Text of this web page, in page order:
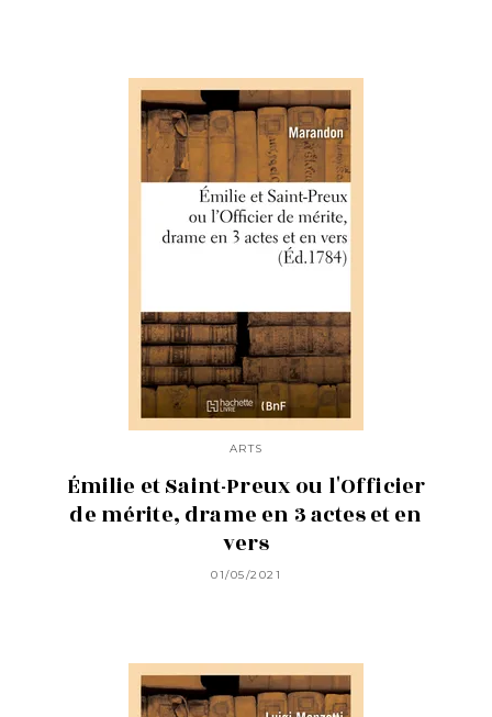
ARTS
Émilie et Saint-Preux ou l'Officier
de mérite, drame en 3 actes et en
vers
01/05/2021